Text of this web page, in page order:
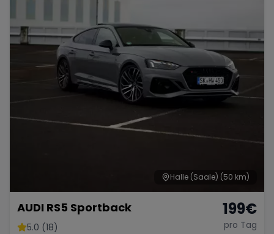
Halle (Saale) (50 km)
AUDI RS5 Sportback
5.0 (18)
199€
pro Tag